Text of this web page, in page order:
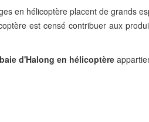
en hélicoptère placent de grands
est censé contribuer aux
baie d'Halong en hélicoptère